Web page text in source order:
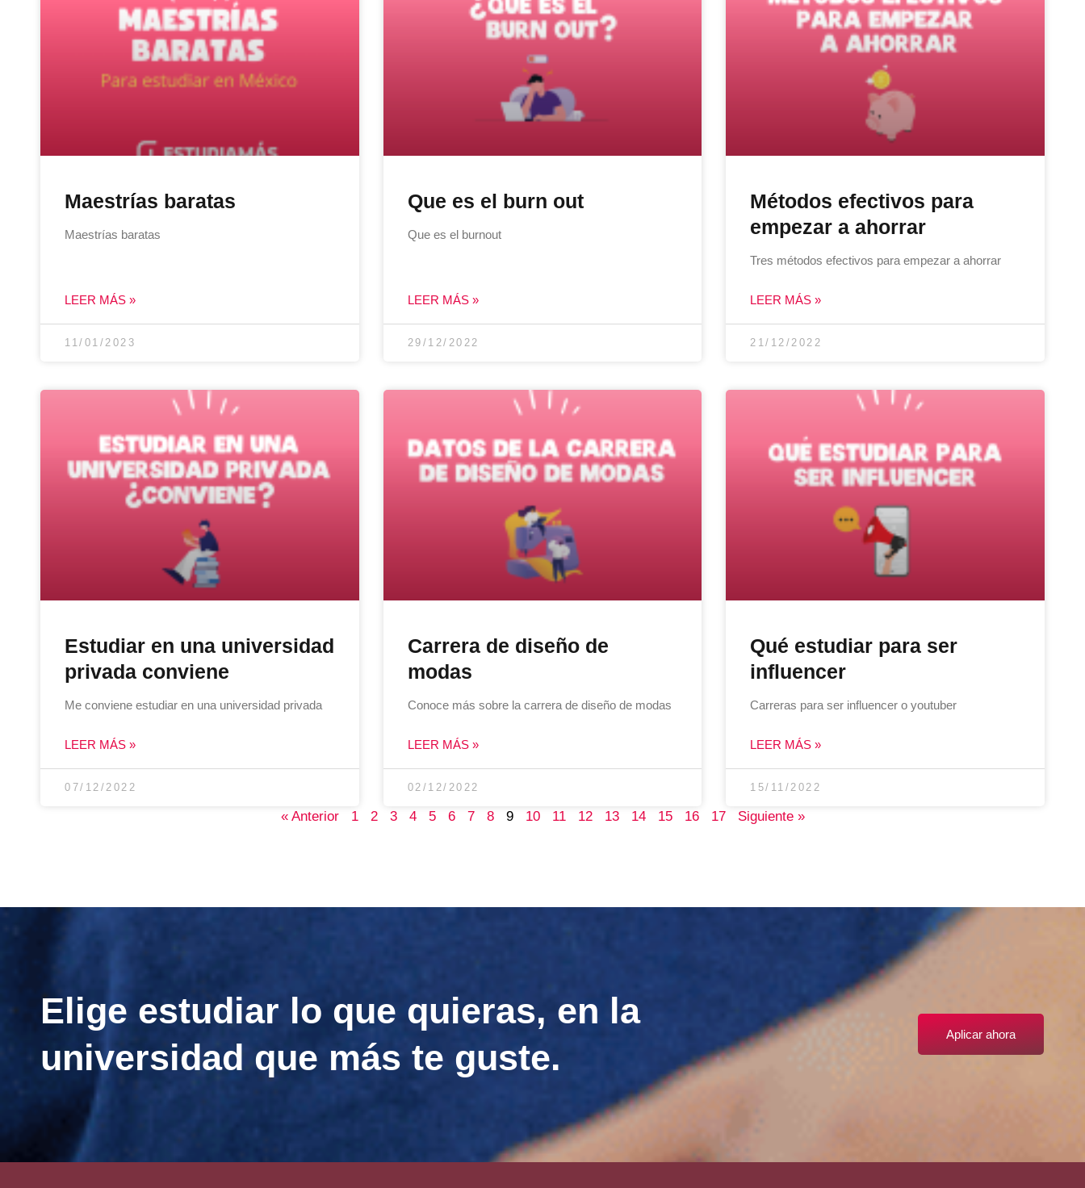
Maestrías baratas
Maestrías baratas
LEER MÁS »
11/01/2023
Que es el burn out
Que es el burnout
LEER MÁS »
29/12/2022
Métodos efectivos para
empezar a ahorrar
Tres métodos efectivos para empezar a ahorrar
LEER MÁS »
21/12/2022
Estudiar en una universidad
privada conviene
Me conviene estudiar en una universidad privada
LEER MÁS »
07/12/2022
Carrera de diseño de
modas
Conoce más sobre la carrera de diseño de modas
LEER MÁS »
02/12/2022
Qué estudiar para ser
influencer
Carreras para ser influencer o youtuber
LEER MÁS »
15/11/2022
« Anterior 1 2 3 4 5 6 7 8 9 10 11 12 13 14 15 16 17 Siguiente »
Elige estudiar lo que quieras, en la
universidad que más te guste.
Aplicar ahora